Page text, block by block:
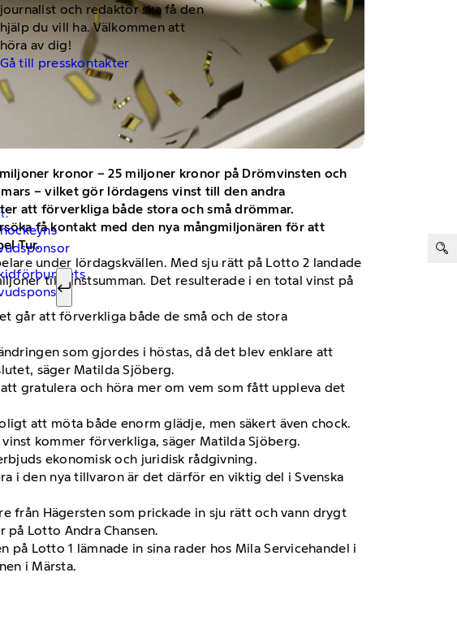
journalist och redaktör ska få den
hjälp du vill ha. Välkommen att
höra av dig!
Gå till presskontakter
Sök efter:
kronor – 25 miljoner kronor på Drömvinsten och
– vilket gör lördagens vinst till den andra
att förverkliga både stora och små drömmar.
få kontakt med den nya mångmiljonären för att
Tur.
under lördagskvällen. Med sju rätt på Lotto 2 landade
till vinstsumman. Det resulterade i en total vinst på
går att förverkliga både de små och de stora
som gjordes i höstas, då det blev enklare att
säger Matilda Sjöberg.
gratulera och höra mer om vem som fått uppleva det
att möta både enorm glädje, men säkert även chock.
kommer förverkliga, säger Matilda Sjöberg.
ekonomisk och juridisk rådgivning.
i den nya tillvaron är det därför en viktig del i Svenska
från Hägersten som prickade in sju rätt och vann drygt
på Lotto Andra Chansen.
på Lotto 1 lämnade in sina rader hos Mila Servicehandel i
i Märsta.